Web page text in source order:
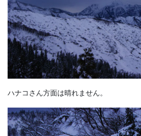
ハナコさん方面は晴れません。